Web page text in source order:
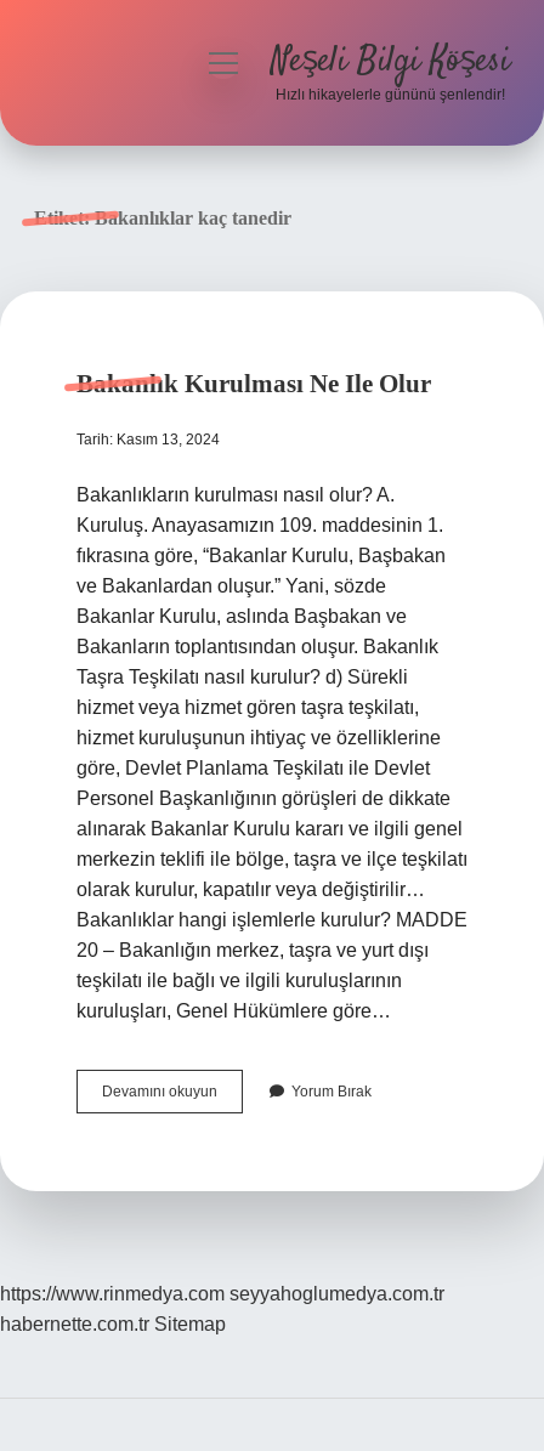
menüyüNeşeli Bilgi Köşesi
Hızlı hikayelerle gününü şenlendir!
Etiket:Bakanlıklar kaç tanedir
Bakanlık Kurulması Ne Ile Olur
Tarih: Kasım 13, 2024
Bakanlıkların kurulması nasıl olur? A.
Kuruluş. Anayasamızın 109. maddesinin 1.
fıkrasına göre, “Bakanlar Kurulu, Başbakan
ve Bakanlardan oluşur.” Yani, sözde
Bakanlar Kurulu, aslında Başbakan ve
Bakanların toplantısından oluşur. Bakanlık
Taşra Teşkilatı nasıl kurulur? d) Sürekli
hizmet veya hizmet gören taşra teşkilatı,
hizmet kuruluşunun ihtiyaç ve özelliklerine
göre, Devlet Planlama Teşkilatı ile Devlet
Personel Başkanlığının görüşleri de dikkate
alınarak Bakanlar Kurulu kararı ve ilgili genel
merkezin teklifi ile bölge, taşra ve ilçe teşkilatı
olarak kurulur, kapatılır veya değiştirilir…
Bakanlıklar hangi işlemlerle kurulur? MADDE
20 – Bakanlığın merkez, taşra ve yurt dışı
teşkilatı ile bağlı ve ilgili kuruluşlarının
kuruluşları, Genel Hükümlere göre…
Devamını okuyun Bakanlık
Kurulması
Yorum Bırak
https://www.rinmedya.com seyyahoglumedya.com.tr
habernette.com.tr Sitemap